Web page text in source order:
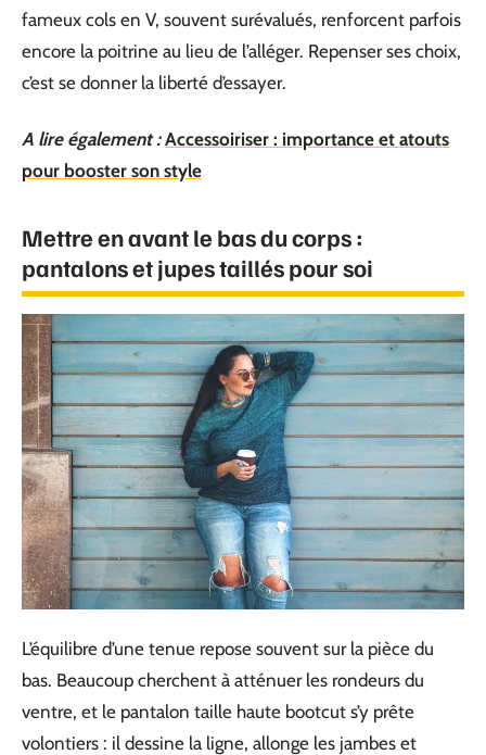
fameux cols en V, souvent surévalués, renforcent parfois
encore la poitrine au lieu de l’alléger. Repenser ses choix,
c’est se donner la liberté d’essayer.
A lire également : Accessoiriser : importance et atouts
pour booster son style
Mettre en avant le bas du corps :
pantalons et jupes taillés pour soi
L’équilibre d’une tenue repose souvent sur la pièce du
bas. Beaucoup cherchent à atténuer les rondeurs du
ventre, et le pantalon taille haute bootcut s’y prête
volontiers : il dessine la ligne, allonge les jambes et